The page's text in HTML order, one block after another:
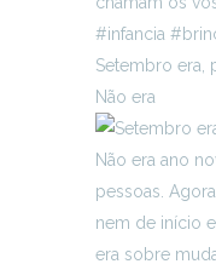
Setembro era,
Não era